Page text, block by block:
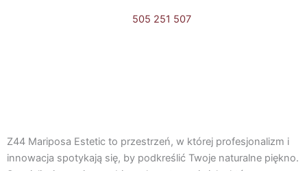
505 251 507
a n
Z44 Mariposa Estetic to przestrzeń, w której profesjonalizm i
innowacja spotykają się, by podkreślić Twoje naturalne piękno.